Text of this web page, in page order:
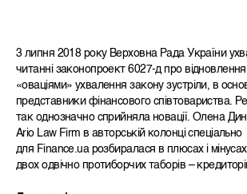
3 липня 2018 року Верховна Рада України
читанні законопроект 6027-д про
«оваціями» ухвалення закону зустріли, в
представники фінансового співтовариства.
так однозначно сприйняла новації. Олена
Ario Law Firm в авторській колонці спеціально
для Finance.ua розбиралася в плюсах і
двох одвічно протиборчих таборів –